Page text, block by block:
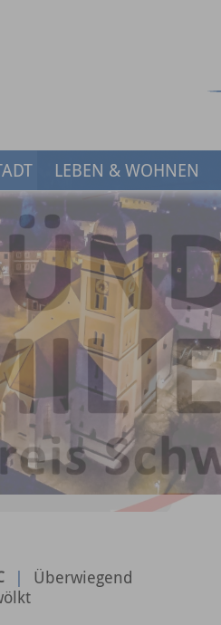
LEBEN & WOHNEN
|
Überwiegend